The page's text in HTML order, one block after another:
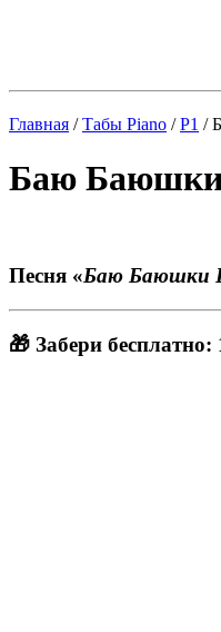
Главная /Табы Piano /P1 /
Баю
Песня «Баю Баюшки
🎁 Забери